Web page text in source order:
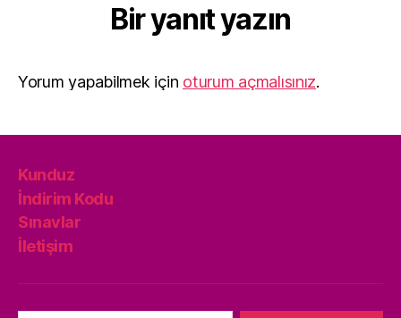
Bir yanıt yazın
Yorum yapabilmek için oturum açmalısınız.
Kunduz
İndirim Kodu
Sınavlar
İletişim